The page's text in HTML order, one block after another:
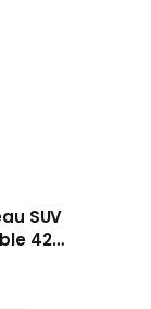
SUV
428
arrive